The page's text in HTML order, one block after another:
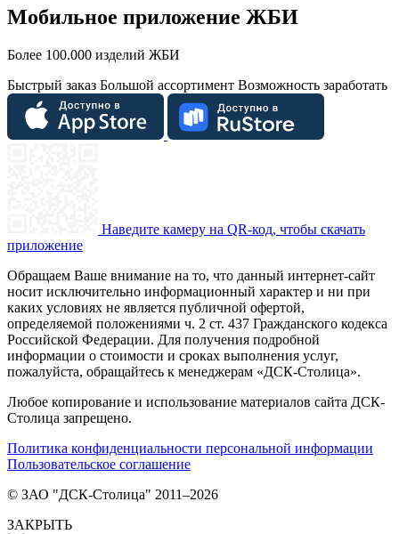
Мобильное приложение ЖБИ
Более 100.000 изделий ЖБИ
Быстрый заказ Большой ассортимент Возможность заработать
Наведите камеру на QR-код, чтобы скачать
приложение
Обращаем Ваше внимание на то, что данный интернет-сайт
носит исключительно информационный характер и ни при
каких условиях не является публичной офертой,
определяемой положениями ч. 2 ст. 437 Гражданского кодекса
Российской Федерации. Для получения подробной
информации о стоимости и сроках выполнения услуг,
пожалуйста, обращайтесь к менеджерам «ДСК-Столица».
Любое копирование и использование материалов сайта ДСК-
Столица запрещено.
Политика конфиденциальности персональной информации
Пользовательское соглашение
© ЗАО "ДСК-Столица" 2011–2026
ЗАКРЫТЬ